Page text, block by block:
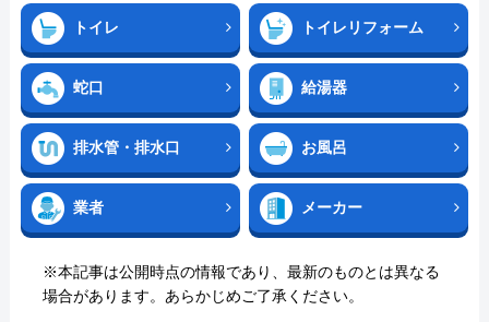
トイレ トイレリフォーム
蛇口 給湯器
排水管・排水口 お風呂
業者 メーカー
※本記事は公開時点の情報であり、最新のものとは異なる
場合があります。あらかじめご了承ください。